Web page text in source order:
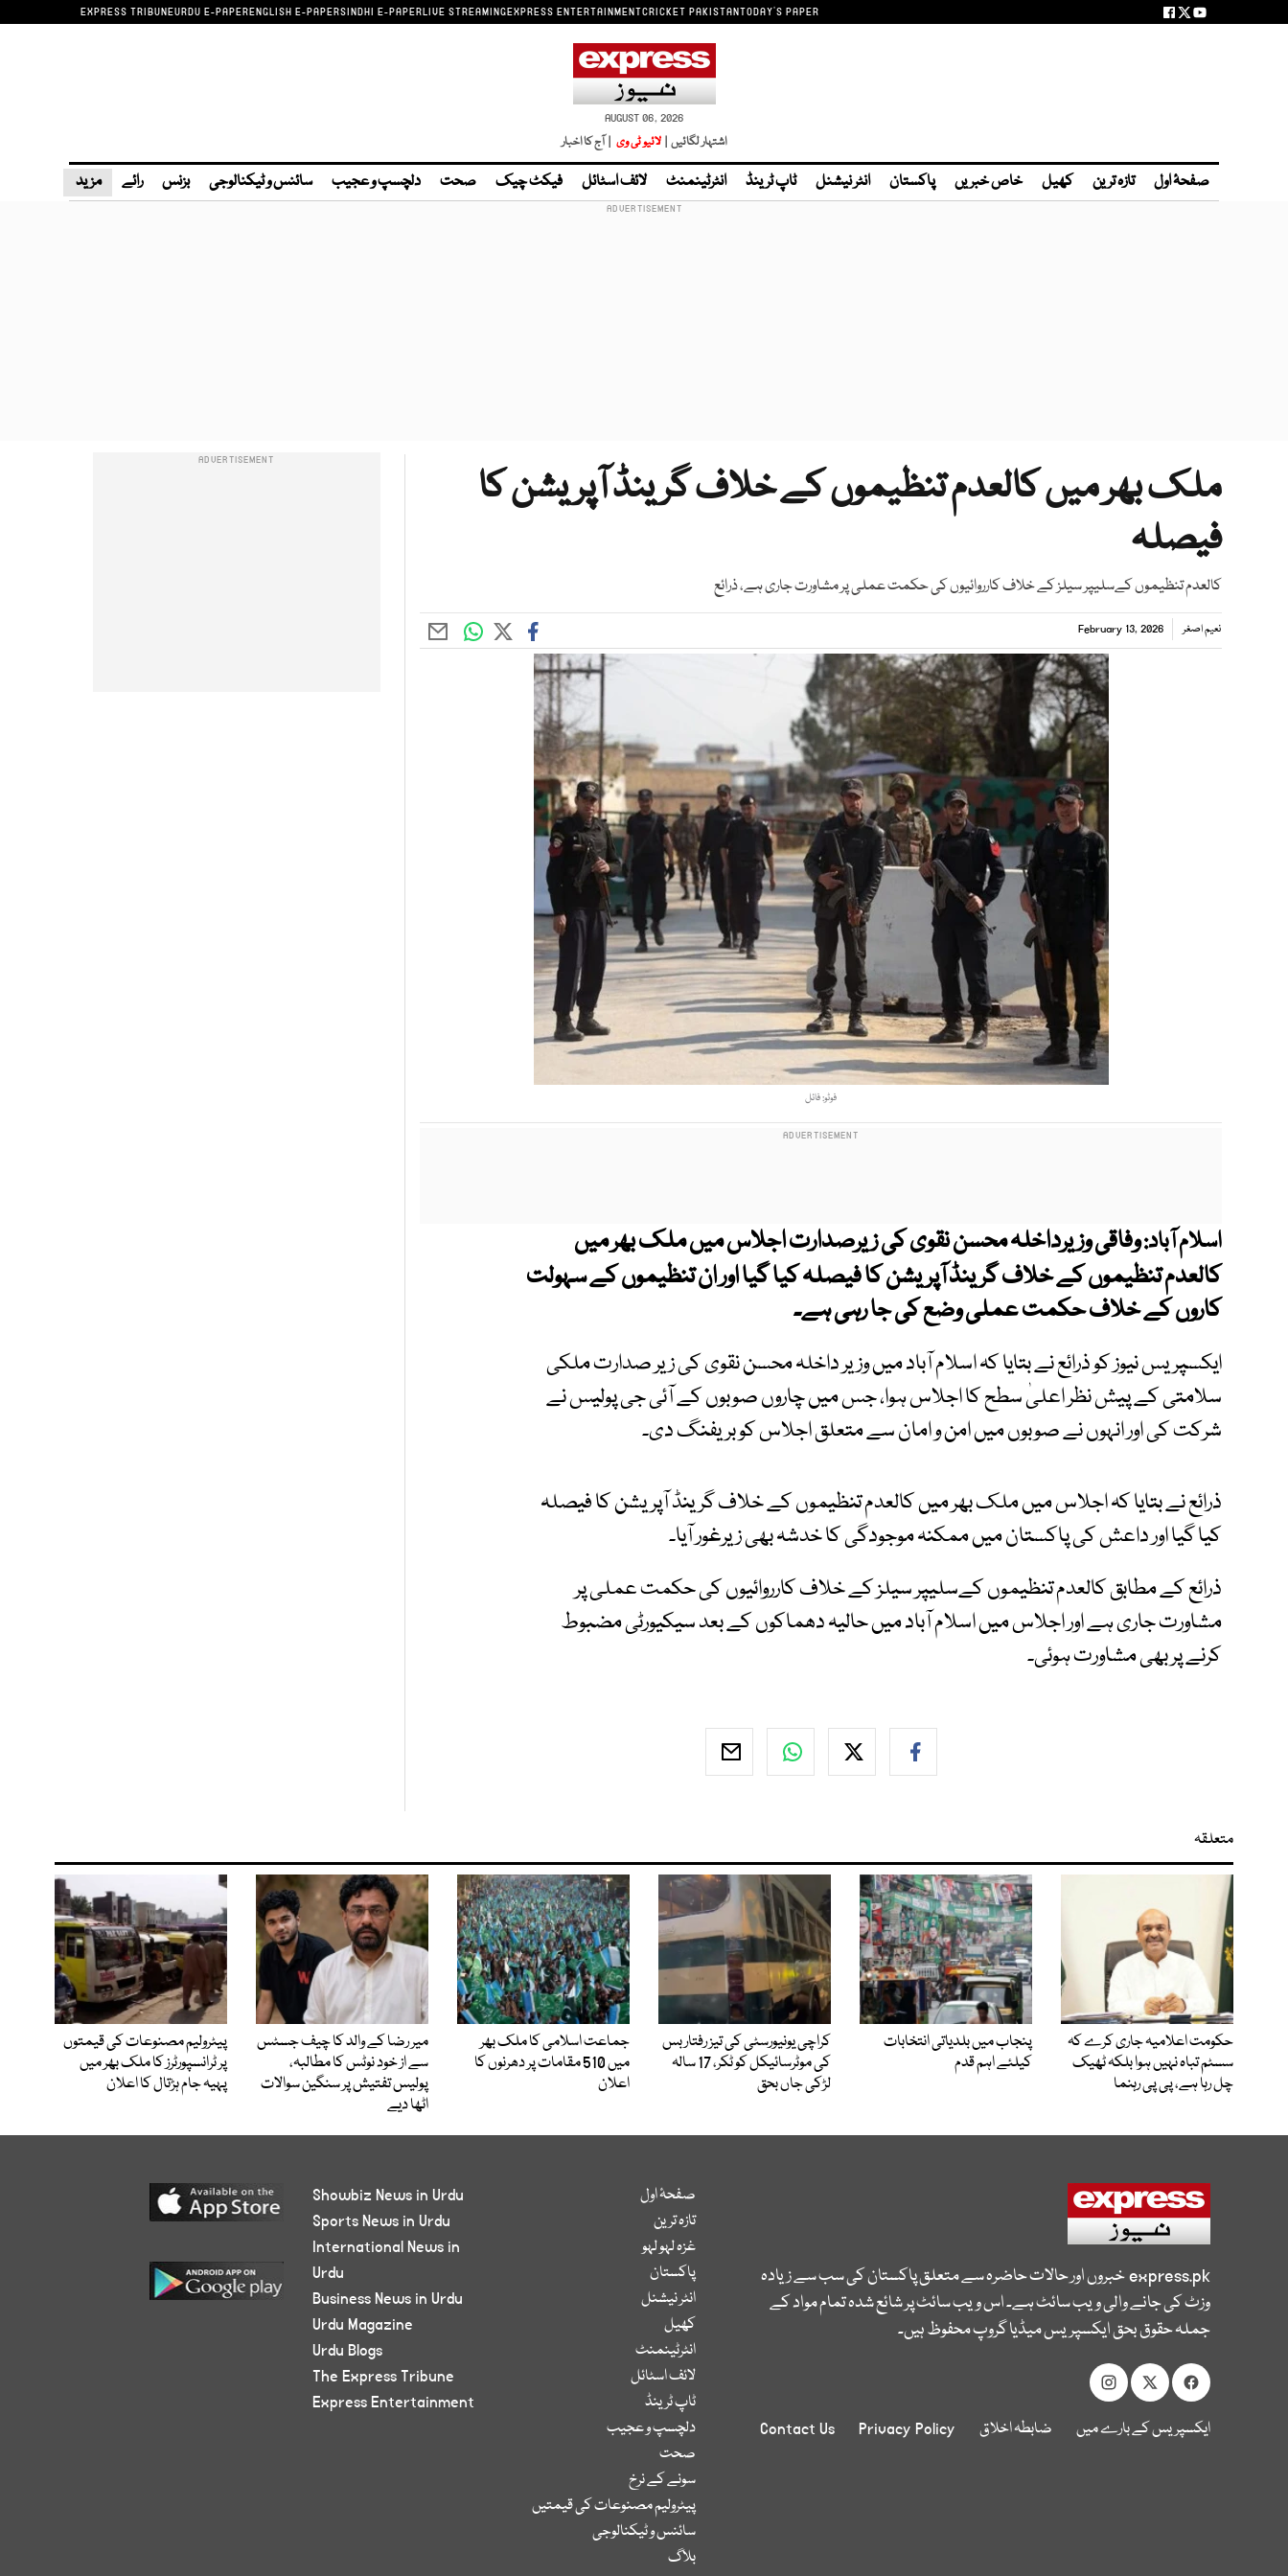
EXPRESS TRIBUNEURDU E-PAPERENGLISH E-PAPERSINDHI E-PAPERLIVE STREAMINGEXPRESS ENTERTAINMENTCRICKET PAKISTANTODAY'S PAPER
AUGUST 06, 2026
اشتہار لگائیں | لائیو ٹی وی | آج کا اخبار
صفحۂ اول تازہ ترین کھیل خاص خبریں پاکستان انٹر نیشنل ٹاپ ٹرینڈ انٹرٹینمنٹ لائف اسٹائل فیکٹ چیک صحت دلچسپ و عجیب سائنس و ٹیکنالوجی بزنس رائے مزید
ملک بھر میں کالعدم تنظیموں کے خلاف گرینڈ آپریشن کا
فیصلہ
کالعدم تنظیموں کےسلیپر سیلز کے خلاف کارروائیوں کی حکمت عملی پر مشاورت جاری ہے، ذرائع
نعیم اصغر February 13, 2026
فوٹو: فائل
اسلام آباد:وفاقی وزیرداخلہ محسن نقوی کی زیرصدارت اجلاس میں ملک بھر میں
کالعدم تنظیموں کے خلاف گرینڈ آپریشن کا فیصلہ کیا گیا اور ان تنظیموں کے سہولت
کاروں کے خلاف حکمت عملی وضع کی جا رہی ہے۔
ایکسپریس نیوز کو ذرائع نے بتایا کہ اسلام آباد میں وزیر داخلہ محسن نقوی کی زیر صدارت ملکی
سلامتی کے پیش نظر اعلیٰ سطح کا اجلاس ہوا، جس میں چاروں صوبوں کے آئی جی پولیس نے
شرکت کی اور انہوں نے صوبوں میں امن و امان سے متعلق اجلاس کو بریفنگ دی۔
ذرائع نے بتایا کہ اجلاس میں ملک بھر میں کالعدم تنظیموں کے خلاف گرینڈ آپریشن کا فیصلہ
کیا گیا اور داعش کی پاکستان میں ممکنہ موجودگی کا خدشہ بھی زیرغور آیا۔
ذرائع کے مطابق کالعدم تنظیموں کےسلیپر سیلز کے خلاف کارروائیوں کی حکمت عملی پر
مشاورت جاری ہے اور اجلاس میں اسلام آباد میں حالیہ دھماکوں کے بعد سیکیورٹی مضبوط
کرنے پر بھی مشاورت ہوئی۔
متعلقہ
حکومت اعلامیہ جاری کرے کہ
سسٹم تباہ نہیں ہوا بلکہ ٹھیک
چل رہا ہے، پی پی رہنما
پنجاب میں بلدیاتی انتخابات
کیلئے اہم قدم
کراچی یونیورسٹی کی تیز رفتار بس
کی موٹرسائیکل کو ٹکر، 17 سالہ
لڑکی جاں بحق
جماعت اسلامی کا ملک بھر
میں 510 مقامات پر دھرنوں کا
اعلان
میر رضا کے والد کا چیف جسٹس
سے از خود نوٹس کا مطالبہ،
پولیس تفتیش پر سنگین سوالات
اٹھا دیے
پیٹرولیم مصنوعات کی قیمتوں
پر ٹرانسپورٹرز کا ملک بھر میں
پہیہ جام ہڑتال کا اعلان
express.pkخبروں اور حالات حاضرہ سے متعلق پاکستان کی سب سے زیادہ
وزٹ کی جانے والی ویب سائٹ ہے۔ اس ویب سائٹ پر شائع شدہ تمام مواد کے
جملہ حقوق بحق ایکسپریس میڈیا گروپ محفوظ ہیں۔
ایکسپریس کے بارے میں ضابطہ اخلاق Privacy Policy
Contact Us
صفحۂ اول
تازہ ترین
غزہ لہو لہو
پاکستان
انٹر نیشنل
کھیل
انٹرٹینمنٹ
لائف اسٹائل
ٹاپ ٹرینڈ
دلچسپ و عجیب
صحت
سونے کے نرخ
پیٹرولیم مصنوعات کی قیمتیں
سائنس و ٹیکنالوجی
بلاگ
Showbiz News in Urdu
Sports News in Urdu
International News in
Urdu
Business News in Urdu
Urdu Magazine
Urdu Blogs
The Express Tribune
Express Entertainment